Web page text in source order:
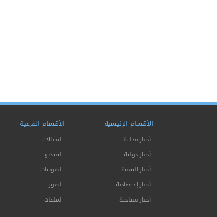
الأقسام الرئيسية
أخبار محلية
أخبار دولية
أخبار التقنية
أخبار إقتصادية
أخبار سياحية
الأقسام الفرعية
المقالات
الفيديو
الصوتيات
الصور
الملفات